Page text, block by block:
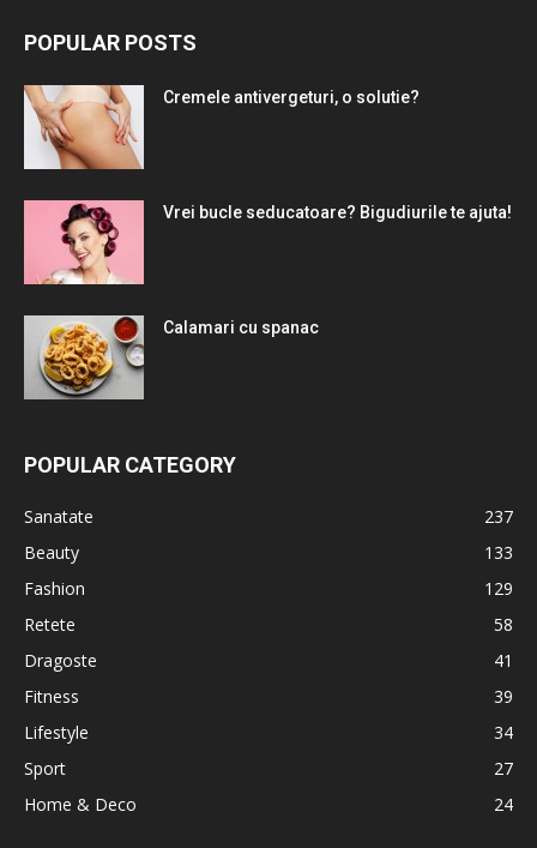
POPULAR POSTS
Cremele antivergeturi, o solutie?
Vrei bucle seducatoare? Bigudiurile te ajuta!
Calamari cu spanac
POPULAR CATEGORY
Sanatate
237
Beauty
133
Fashion
129
Retete
58
Dragoste
41
Fitness
39
Lifestyle
34
Sport
27
Home & Deco
24